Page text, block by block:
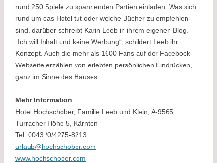
rund 250 Spiele zu spannenden Partien einladen. Was sich
rund um das Hotel tut oder welche Bücher zu empfehlen
sind, darüber schreibt Karin Leeb in ihrem eigenen Blog.
„Ich will Inhalt und keine Werbung“, schildert Leeb ihr
Konzept. Auch die mehr als 1600 Fans auf der Facebook-
Webseite erzählen von erlebten persönlichen Eindrücken,
ganz im Sinne des Hauses.
Mehr Information
Hotel Hochschober, Familie Leeb und Klein, A-9565
Turracher Höhe 5, Kärnten
Tel: 0043 /0/4275-8213
urlaub@hochschober.com
www.hochschober.com